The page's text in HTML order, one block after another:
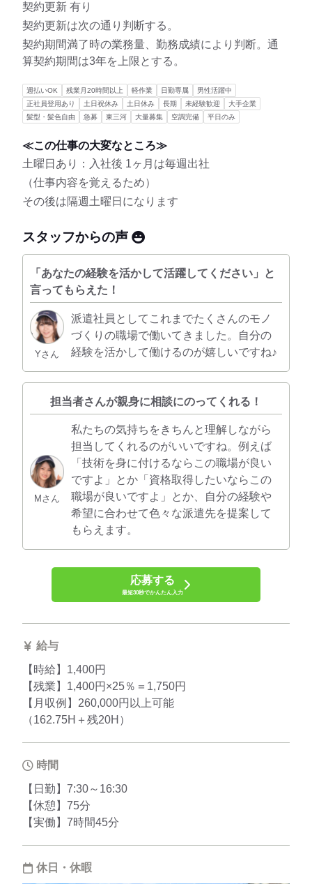
契約更新 有り
契約更新は次の通り判断する。
契約期間満了時の業務量、勤務成績により判断。通
算契約期間は3年を上限とする。
週払いOK 残業月20時間以上 軽作業 日勤専属
男性活躍中
正社員登用あり
土日祝休み 土日休み 長期 未経験歓迎
大手企業
髪型・髪色自由
急募 東三河 大量募集 空調完備 平日のみ
≪この仕事の大変なところ≫
土曜日あり：入社後 1ヶ月は毎週出社
（仕事内容を覚えるため）
その後は隔週土曜日になります
スタッフからの声
「あなたの経験を活かして活躍してください」と
言ってもらえた！
Yさん
派遣社員としてこれまでたくさんのモノ
づくりの職場で働いてきました。自分の
経験を活かして働けるのが嬉しいですね♪
担当者さんが親身に相談にのってくれる！
Mさん
私たちの気持ちをきちんと理解しながら
担当してくれるのがいいですね。例えば
「技術を身に付けるならこの職場が良い
ですよ」とか「資格取得したいならこの
職場が良いですよ」とか、自分の経験や
希望に合わせて色々な派遣先を提案して
もらえます。
応募する
最短30秒でかんたん入力
給与
【時給】1,400円
【残業】1,400円×25％＝1,750円
【月収例】260,000円以上可能
（162.75H＋残20H）
時間
【日勤】7:30～16:30
【休憩】75分
【実働】7時間45分
休日・休暇